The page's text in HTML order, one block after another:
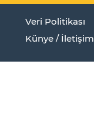
Veri Politikası
Künye / İletişim